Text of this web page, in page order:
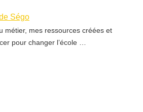
métier, mes ressources créées et
pour changer l’école …